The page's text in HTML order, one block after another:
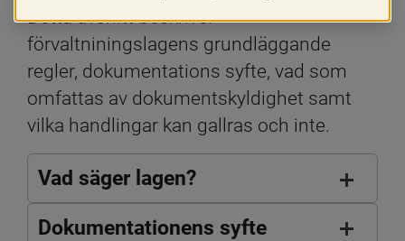
Detta avsnitt beskriver
förvaltniningslagens grundläggande
regler, dokumentations syfte, vad som
omfattas av dokumentskyldighet samt
vilka handlingar kan gallras och inte.
Vad säger lagen?
Dokumentationens syfte